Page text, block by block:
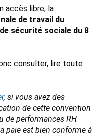
accès libre, la
de travail du
sécurité sociale du 8
consulter, lire toute
, si vous avez des
de cette convention
de performances RH
paie est bien conforme à